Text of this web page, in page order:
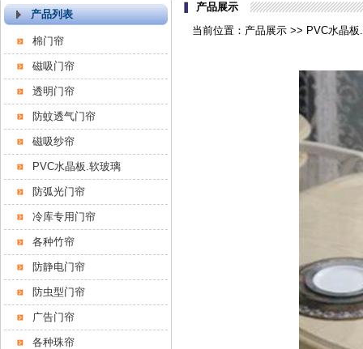
产品列表
棉门帘
磁吸门帘
透明门帘
防蚊透气门帘
磁吸纱帘
PVC水晶板.软玻璃
防弧光门帘
冷库专用门帘
各种竹帘
防静电门帘
防虫型门帘
广告门帘
各种珠帘
产品展示
当前位置：产品展示 >> PVC水晶